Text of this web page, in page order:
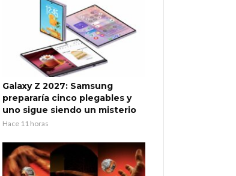
Galaxy Z 2027: Samsung
prepararía cinco plegables y
uno sigue siendo un misterio
Hace 11 horas